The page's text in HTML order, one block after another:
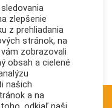
zlepšenie
z prehliadania
stránok, na
zobrazovali
obsah a cielené
našich
a na